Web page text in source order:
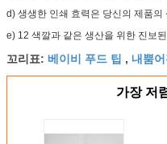
d) 생생한 인쇄 효력은 당신의 제품
e) 12 색깔과 같은 생산을 위한 진보
꼬리표: 베이비 푸드 팁 , 내뿜
가장 저